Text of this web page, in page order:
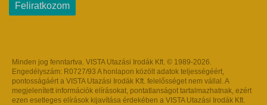
Feliratkozom
Minden jog fenntartva. VISTA Utazási Irodák Kft. © 1989-2026.
Engedélyszám: R0727/93 A honlapon közölt adatok teljességéért,
pontosságáért a VISTA Utazási Irodák Kft. felelősséget nem vállal. A
megjelenített információk elírásokat, pontatlanságot tartalmazhatnak, ezért
ezen esetleges elírások kijavítása érdekében a VISTA Utazási Irodák Kft.